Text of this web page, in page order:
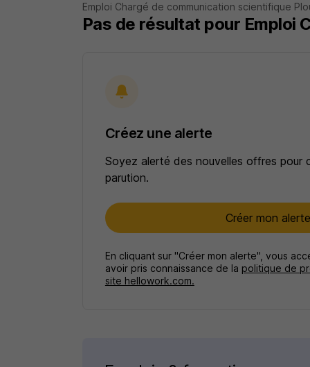
Emploi Chargé de communication scientifique
Pas de résultat pour Emploi
Créez une alerte
Soyez alerté des nouvelles offres pour
parution.
Créer mon alerte
En cliquant sur "Créer mon alerte", vous
avoir pris connaissance de la politique de
site hellowork.com.